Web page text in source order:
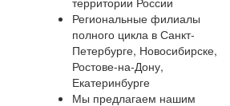
Региональные филиалы
полного цикла в Санкт-
Петербурге, Новосибирске,
Ростове-на-Дону,
Екатеринбурге
Мы предлагаем нашим